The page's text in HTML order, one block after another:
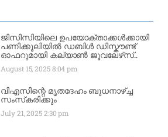
ജിസിസിയിലെ ഉപയോക്താക്കൾക്കായി
പണിക്കൂലിയിൽ ഡബിൾ ഡിസ്കൗണ്ട്
ഓഫറുമായി കല്യാൺ ജൂവലേഴ്‌സ്..
August 15, 20258:04 pm
വിഎസിന്റെ മൃതദേഹം ബുധനാഴ്ച്ച
സംസ്‌കരിക്കും
July 21, 20252:30 pm